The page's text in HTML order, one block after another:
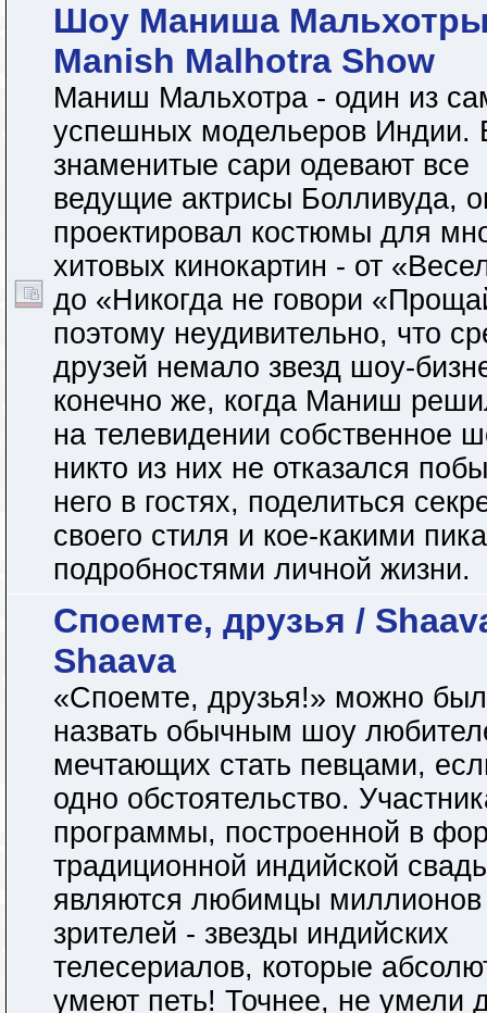
Шоу Маниша
Manish Malhotra Show
Маниш Мальхотра - один из
успешных модельеров Индии.
знаменитые сари одевают все
ведущие актрисы Болливуда,
проектировал костюмы для
хитовых кинокартин - от
до «Никогда не говори
поэтому неудивительно, что
друзей немало звезд шоу-
конечно же, когда Маниш
на телевидении собственное
никто из них не отказался
него в гостях, поделиться
своего стиля и кое-какими
подробностями личной жизни.
Споемте, друзья /
Shaava
«Споемте, друзья!» можно
назвать обычным шоу
мечтающих стать певцами,
одно обстоятельство.
программы, построенной в
традиционной индийской
являются любимцы миллионов
зрителей - звезды индийских
телесериалов, которые
умеют петь! Точнее, не умели